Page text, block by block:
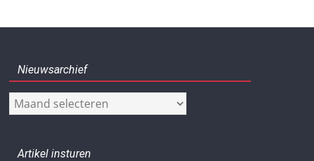
Nieuwsarchief
Nieuwsarchief
Artikel insturen